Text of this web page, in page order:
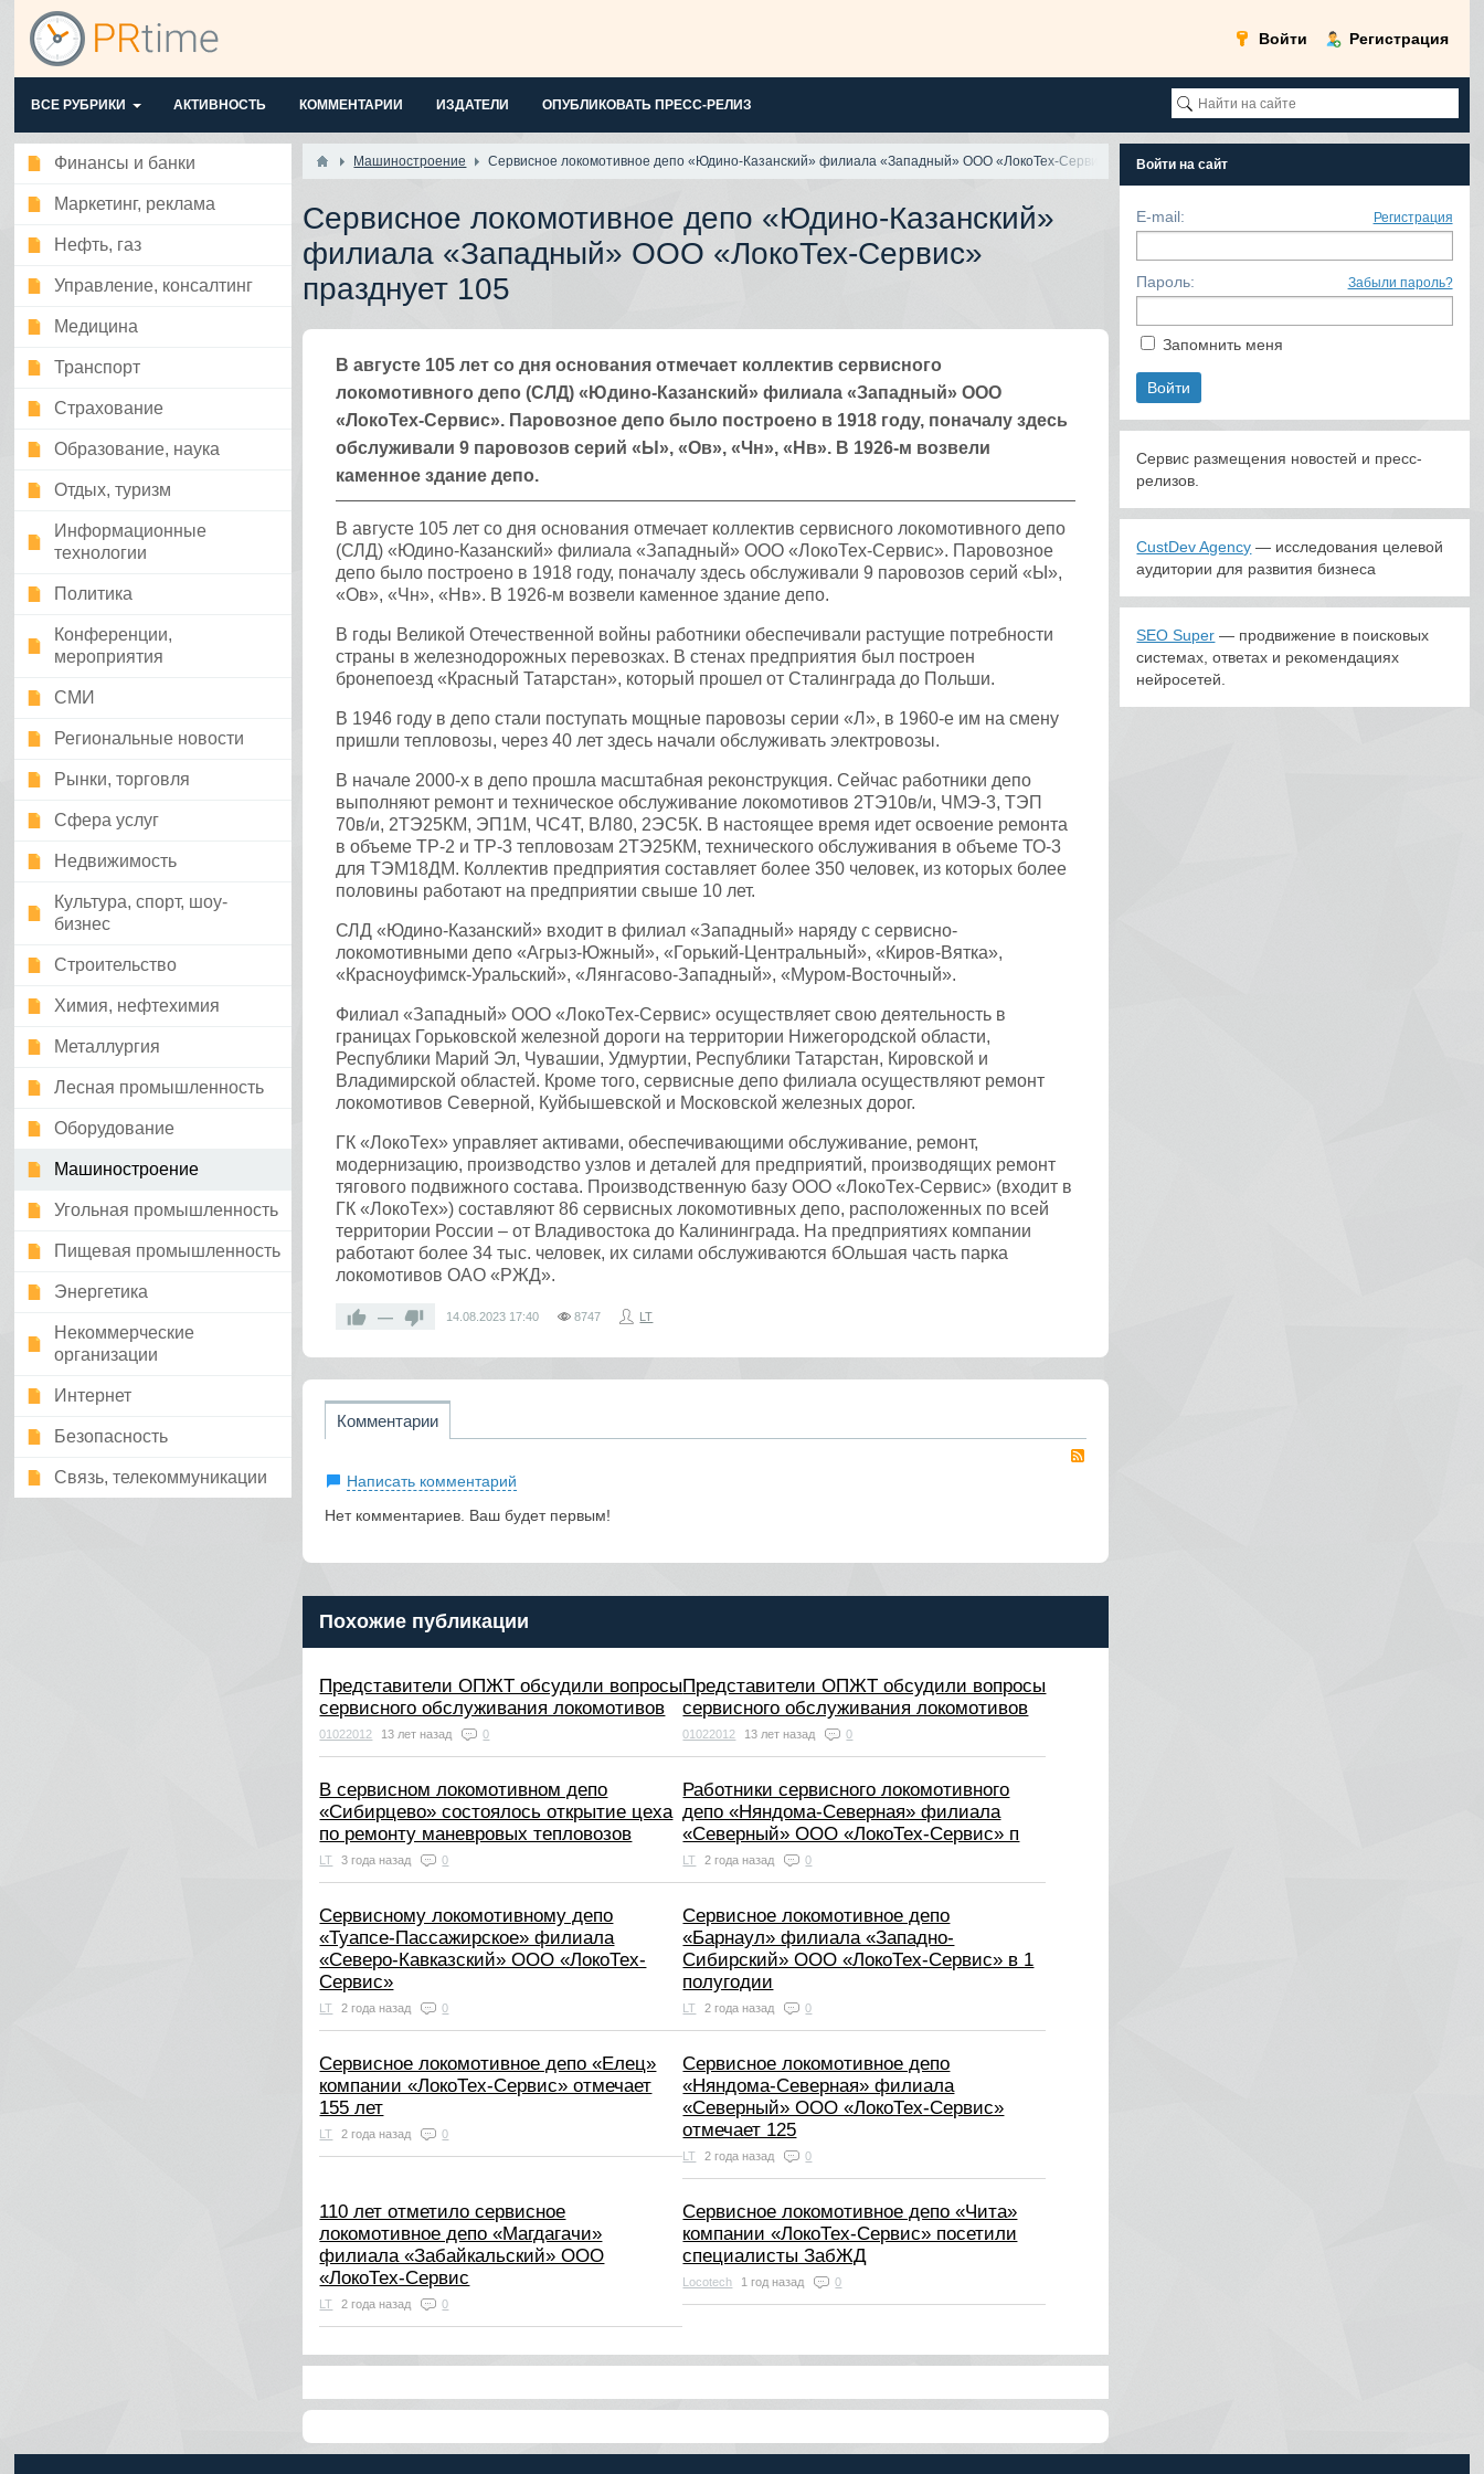
Войти Регистрация
ВСЕ РУБРИКИ АКТИВНОСТЬ КОММЕНТАРИИ ИЗДАТЕЛИ ОПУБЛИКОВАТЬ ПРЕСС-РЕЛИЗ
Финансы и банки
Маркетинг, реклама
Нефть, газ
Управление, консалтинг
Медицина
Транспорт
Страхование
Образование, наука
Отдых, туризм
Информационные
технологии
Политика
Конференции,
мероприятия
СМИ
Региональные новости
Рынки, торговля
Сфера услуг
Недвижимость
Культура, спорт, шоу-
бизнес
Строительство
Химия, нефтехимия
Металлургия
Лесная промышленность
Оборудование
Машиностроение
Угольная промышленность
Пищевая промышленность
Энергетика
Некоммерческие
организации
Интернет
Безопасность
Связь, телекоммуникации
Машиностроение Сервисное локомотивное депо «Юдино-Казанский» филиала «Западный» ООО «ЛокоТех-Сервис» празднует 105
Сервисное локомотивное депо «Юдино-Казанский»
филиала «Западный» ООО «ЛокоТех-Сервис»
празднует 105
​В августе 105 лет со дня основания отмечает коллектив сервисного
локомотивного депо (СЛД) «Юдино-Казанский» филиала «Западный» ООО
«ЛокоТех-Сервис». Паровозное депо было построено в 1918 году, поначалу здесь
обслуживали 9 паровозов серий «Ы», «Ов», «Чн», «Нв». В 1926-м возвели
каменное здание депо.
В августе 105 лет со дня основания отмечает коллектив сервисного локомотивного депо
(СЛД) «Юдино-Казанский» филиала «Западный» ООО «ЛокоТех-Сервис». Паровозное
депо было построено в 1918 году, поначалу здесь обслуживали 9 паровозов серий «Ы»,
«Ов», «Чн», «Нв». В 1926-м возвели каменное здание депо.
В годы Великой Отечественной войны работники обеспечивали растущие потребности
страны в железнодорожных перевозках. В стенах предприятия был построен
бронепоезд «Красный Татарстан», который прошел от Сталинграда до Польши.
В 1946 году в депо стали поступать мощные паровозы серии «Л», в 1960-е им на смену
пришли тепловозы, через 40 лет здесь начали обслуживать электровозы.
В начале 2000-х в депо прошла масштабная реконструкция. Сейчас работники депо
выполняют ремонт и техническое обслуживание локомотивов 2ТЭ10в/и, ЧМЭ-3, ТЭП
70в/и, 2ТЭ25КМ, ЭП1М, ЧС4Т, ВЛ80, 2ЭС5К. В настоящее время идет освоение ремонта
в объеме ТР-2 и ТР-3 тепловозам 2ТЭ25КМ, технического обслуживания в объеме ТО-3
для ТЭМ18ДМ. Коллектив предприятия составляет более 350 человек, из которых более
половины работают на предприятии свыше 10 лет.
СЛД «Юдино-Казанский» входит в филиал «Западный» наряду с сервисно-
локомотивными депо «Агрыз-Южный», «Горький-Центральный», «Киров-Вятка»,
«Красноуфимск-Уральский», «Лянгасово-Западный», «Муром-Восточный».
Филиал «Западный» ООО «ЛокоТех-Сервис» осуществляет свою деятельность в
границах Горьковской железной дороги на территории Нижегородской области,
Республики Марий Эл, Чувашии, Удмуртии, Республики Татарстан, Кировской и
Владимирской областей. Кроме того, сервисные депо филиала осуществляют ремонт
локомотивов Северной, Куйбышевской и Московской железных дорог.
ГК «ЛокоТех» управляет активами, обеспечивающими обслуживание, ремонт,
модернизацию, производство узлов и деталей для предприятий, производящих ремонт
тягового подвижного состава. Производственную базу ООО «ЛокоТех-Сервис» (входит в
ГК «ЛокоТех») составляют 86 сервисных локомотивных депо, расположенных по всей
территории России – от Владивостока до Калининграда. На предприятиях компании
работают более 34 тыс. человек, их силами обслуживаются бОльшая часть парка
локомотивов ОАО «РЖД».
— 14.08.2023 17:40 8747 LT
Комментарии
Написать комментарий
Нет комментариев. Ваш будет первым!
Похожие публикации
Представители ОПЖТ обсудили вопросы
сервисного обслуживания локомотивов
01022012 13 лет назад 0
Представители ОПЖТ обсудили вопросы
сервисного обслуживания локомотивов
01022012 13 лет назад 0
В сервисном локомотивном депо
«Сибирцево» состоялось открытие цеха
по ремонту маневровых тепловозов
LT 3 года назад 0
Работники сервисного локомотивного
депо «Няндома-Северная» филиала
«Северный» ООО «ЛокоТех-Сервис» п
LT 2 года назад 0
Сервисному локомотивному депо
«Туапсе-Пассажирское» филиала
«Северо-Кавказский» ООО «ЛокоТех-
Сервис»
LT 2 года назад 0
Сервисное локомотивное депо
«Барнаул» филиала «Западно-
Сибирский» ООО «ЛокоТех-Сервис» в 1
полугодии
LT 2 года назад 0
Сервисное локомотивное депо «Елец»
компании «ЛокоТех-Сервис» отмечает
155 лет
LT 2 года назад 0
Сервисное локомотивное депо
«Няндома-Северная» филиала
«Северный» ООО «ЛокоТех-Сервис»
отмечает 125
LT 2 года назад 0
110 лет отметило сервисное
локомотивное депо «Магдагачи»
филиала «Забайкальский» ООО
«ЛокоТех-Сервис
LT 2 года назад 0
Сервисное локомотивное депо «Чита»
компании «ЛокоТех-Сервис» посетили
специалисты ЗабЖД
Locotech 1 год назад 0
Войти на сайт
E-mail: Регистрация
Пароль: Забыли пароль?
Запомнить меня
Сервис размещения новостей и пресс-
релизов.
CustDev Agency — исследования целевой
аудитории для развития бизнеса
SEO Super — продвижение в поисковых
системах, ответах и рекомендациях
нейросетей.